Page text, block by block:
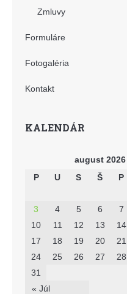
Zmluvy
Formuláre
Fotogaléria
Kontakt
KALENDÁR
august 2026
P
U S Š P
« Júl
3
4 5 6 7
10
11 12 13 14
17
18 19 20 21
24
25 26 27 28
31